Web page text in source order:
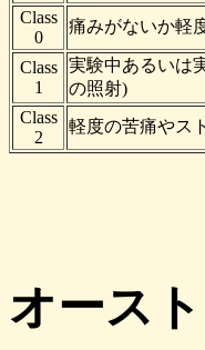
Class
0
痛みがないか軽
Class
1
実験中あるいは
の照射)
Class
2
軽度の苦痛やス
オース